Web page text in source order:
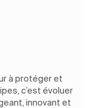
à protéger et
c’est évoluer
innovant et